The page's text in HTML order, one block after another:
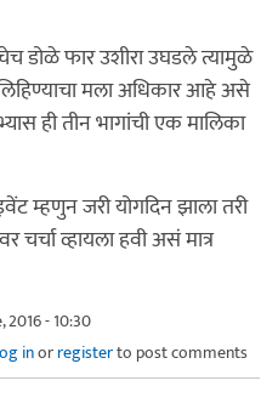
डोळे फार उशीरा उघडले त्यामुळे
लिहिण्याचा मला अधिकार आहे असे
ही तीन भागांची एक मालिका
म्हणुन जरी योगदिन झाला तरी
चर्चा व्हायला हवी असं मात्र
2016 - 10:30
inorregisterto post comments